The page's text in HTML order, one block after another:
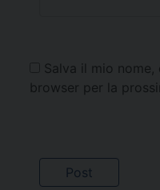
Salva il mio
browser per la